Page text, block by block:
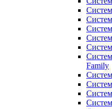
Family